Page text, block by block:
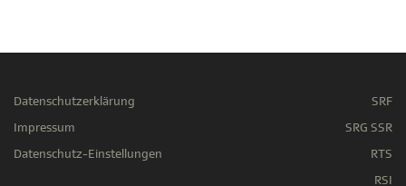
Datenschutzerklärung
Impressum
Datenschutz-Einstellungen
SRF
SRG SSR
RTS
RSI